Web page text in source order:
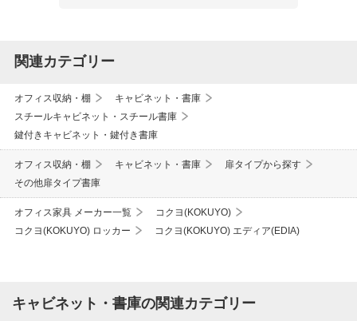
関連カテゴリー
オフィス収納・棚
キャビネット・書庫
スチールキャビネット・スチール書庫
鍵付きキャビネット・鍵付き書庫
オフィス収納・棚 キャビネット・書庫
扉タイプから探す
その他扉タイプ書庫
オフィス家具 メーカー一覧
コクヨ(KOKUYO)
コクヨ(KOKUYO) ロッカー
コクヨ(KOKUYO) エディア(EDIA)
キャビネット・書庫の関連カテゴリー